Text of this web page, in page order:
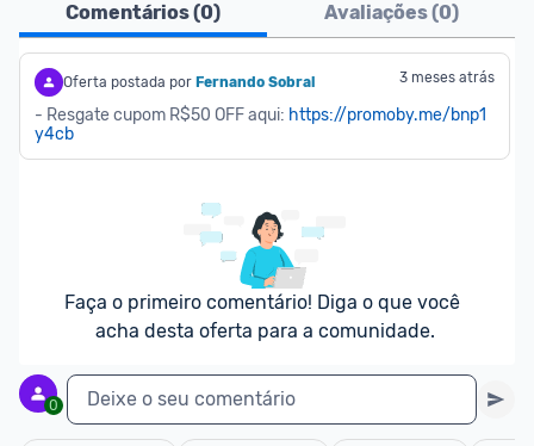
Para maior segurança da comunidade, somente
são aceitas ofertas de Lojas Oficiais
, ou seja,
vendedores que representam empresas validadas
pelo Shopee.
preços devem estar na média ou abaixo da média
dos últimos 3 meses, assim como promoções de
Comentários (0) Avaliações (0)
Oferta postada por Fernando Sobral 3 meses atrás
- Resgate cupom R$50 OFF aqui: https://promoby.me/bnp1
y4cb
Faça o primeiro comentário! Diga o que você
acha desta oferta para a comunidade.
0 Deixe o seu comentário